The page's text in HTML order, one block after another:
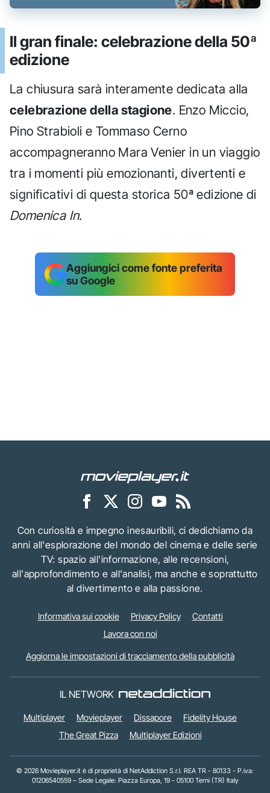
Il gran finale: celebrazione della 50ª
edizione
La chiusura sarà interamente dedicata alla
celebrazione della stagione. Enzo Miccio,
Pino Strabioli e Tommaso Cerno
accompagneranno Mara Venier in un viaggio
tra i momenti più emozionanti, divertenti e
significativi di questa storica 50ª edizione di
Domenica In.
Aggiungici come fonte preferita
su Google
Con curiosità e impegno inesauribili, ci dedichiamo da
anni all'esplorazione del mondo del cinema e delle serie
TV: spazio all'informazione, alle recensioni,
all'approfondimento e all'analisi, ma anche e soprattutto
al divertimento e alla passione.
Informativa sui cookie Privacy Policy
Contatti
Lavora con noi
Aggiorna le impostazioni di tracciamento della pubblicità
IL NETWORK
Multiplayer Movieplayer Dissapore
Fidelity House
The Great Pizza
Multiplayer Edizioni
© 2026 Movieplayer.it è di proprietà di NetAddiction S.r.l. REA TR - 80133 - P.iva:
01206540559 – Sede Legale: Piazza Europa, 19 - 05100 Terni (TR) Italy